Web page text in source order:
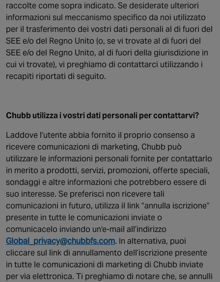
raccolte come sopra indicato. Se desiderate ulteriori
informazioni sul meccanismo specifico da noi utilizzato
per il trasferimento dei vostri dati personali al di fuori del
SEE e/o del Regno Unito (o, se vi trovate al di fuori del
SEE e/o del Regno Unito, al di fuori della giurisdizione in
cui vi trovate), vi preghiamo di contattarci utilizzando i
recapiti riportati di seguito.
Chubb utilizza i vostri dati personali per contattarvi?
Laddove l’utente abbia fornito il proprio consenso a
ricevere comunicazioni di marketing, Chubb può
utilizzare le informazioni personali fornite per contattarlo
in merito a prodotti, servizi, promozioni, offerte speciali,
sondaggi e altre informazioni che potrebbero essere di
suo interesse. Se preferisci non ricevere tali
comunicazioni in futuro, utilizza il link “annulla iscrizione”
presente in tutte le comunicazioni inviate o
comunicacelo inviando un’e-mail all’indirizzo
Global_privacy@chubbfs.com. In alternativa, puoi
cliccare sul link di annullamento dell’iscrizione presente
in tutte le comunicazioni di marketing di Chubb inviate
per via elettronica. Ti preghiamo di notare che, se annulli